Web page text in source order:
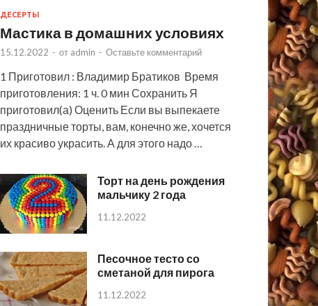
ДЕСЕРТЫ
Мастика в домашних условиях
15.12.2022 - от admin - Оставьте комментарий
1 Приготовил : Владимир Братиков Время
приготовления: 1 ч. 0 мин Сохранить Я
приготовил(а) Оценить Если вы выпекаете
праздничные торты, вам, конечно же, хочется
их красиво украсить. А для этого надо …
Торт на день рождения
мальчику 2 года
11.12.2022
Песочное тесто со
сметаной для пирога
11.12.2022